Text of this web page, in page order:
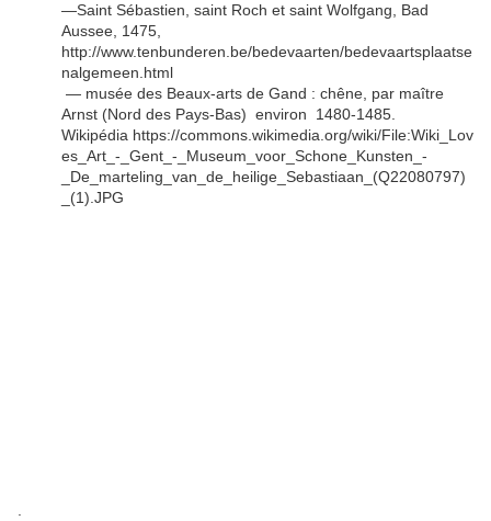
—Saint Sébastien, saint Roch et saint Wolfgang, Bad
Aussee, 1475,
http://www.tenbunderen.be/bedevaarten/bedevaartsplaatse
nalgemeen.html
— musée des Beaux-arts de Gand : chêne, par maître
Arnst (Nord des Pays-Bas) environ 1480-1485.
Wikipédia https://commons.wikimedia.org/wiki/File:Wiki_Lov
es_Art_-_Gent_-_Museum_voor_Schone_Kunsten_-
_De_marteling_van_de_heilige_Sebastiaan_(Q22080797)
_(1).JPG